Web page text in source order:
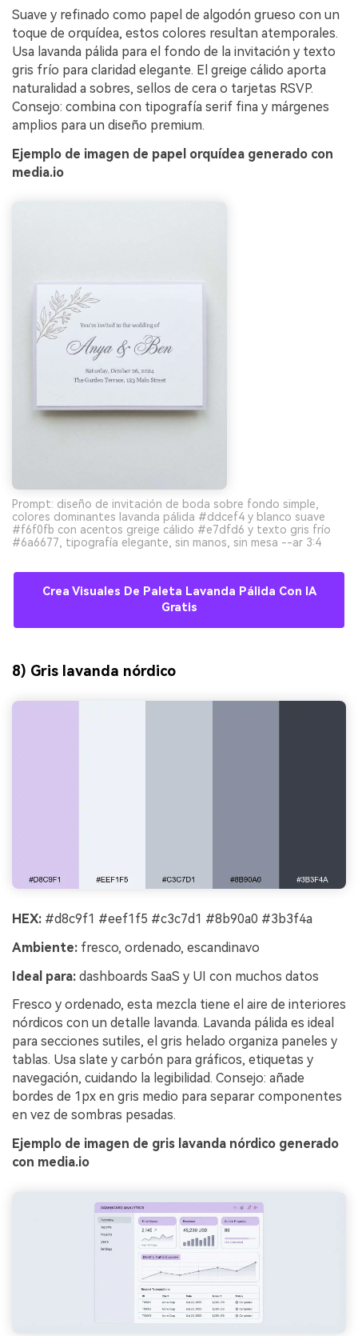
Suave y refinado como papel de algodón grueso con un
toque de orquídea, estos colores resultan atemporales.
Usa lavanda pálida para el fondo de la invitación y texto
gris frío para claridad elegante. El greige cálido aporta
naturalidad a sobres, sellos de cera o tarjetas RSVP.
Consejo: combina con tipografía serif fina y márgenes
amplios para un diseño premium.
Ejemplo de imagen de papel orquídea generado con
media.io
Prompt: diseño de invitación de boda sobre fondo simple,
colores dominantes lavanda pálida #ddcef4 y blanco suave
#f6f0fb con acentos greige cálido #e7dfd6 y texto gris frío
#6a6677, tipografía elegante, sin manos, sin mesa --ar 3:4
Crea Visuales De Paleta Lavanda Pálida Con IA
Gratis
8) Gris lavanda nórdico
HEX: #d8c9f1 #eef1f5 #c3c7d1 #8b90a0 #3b3f4a
Ambiente: fresco, ordenado, escandinavo
Ideal para: dashboards SaaS y UI con muchos datos
Fresco y ordenado, esta mezcla tiene el aire de interiores
nórdicos con un detalle lavanda. Lavanda pálida es ideal
para secciones sutiles, el gris helado organiza paneles y
tablas. Usa slate y carbón para gráficos, etiquetas y
navegación, cuidando la legibilidad. Consejo: añade
bordes de 1px en gris medio para separar componentes
en vez de sombras pesadas.
Ejemplo de imagen de gris lavanda nórdico generado
con media.io